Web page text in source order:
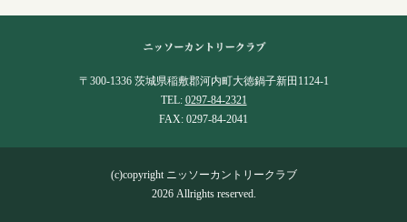
〒300-1336 茨城県稲敷郡河内町大徳鍋子新田1124-1
TEL: 0297-84-2321
FAX: 0297-84-2041
(c)copyright ニッソーカントリークラブ
2026 Allrights reserved.